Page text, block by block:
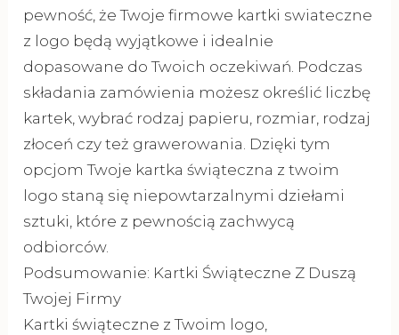
pewność, że Twoje firmowe kartki swiateczne
z logo będą wyjątkowe i idealnie
dopasowane do Twoich oczekiwań. Podczas
składania zamówienia możesz określić liczbę
kartek, wybrać rodzaj papieru, rozmiar, rodzaj
złoceń czy też grawerowania. Dzięki tym
opcjom Twoje kartka świąteczna z twoim
logo staną się niepowtarzalnymi dziełami
sztuki, które z pewnością zachwycą
odbiorców.
Podsumowanie: Kartki Świąteczne Z Duszą
Twojej Firmy
Kartki świąteczne z Twoim logo,